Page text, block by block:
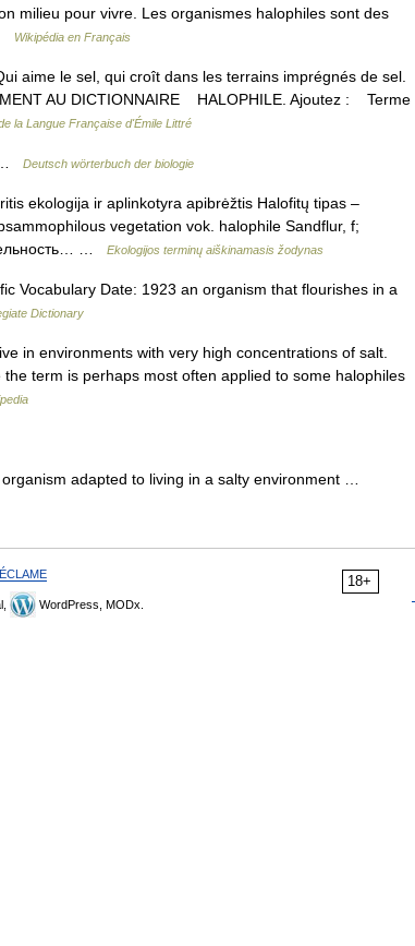
milieu pour vivre. Les organismes halophiles sont des
Wikipédia en Français
aime le sel, qui croît dans les terrains imprégnés de sel.
AU DICTIONNAIRE HALOPHILE. Ajoutez : Terme
la Langue Française d'Émile Littré
… Deutsch wörterbuch der biologie
ekologija ir aplinkotyra apibrėžtis Halofitų tipas –
vegetation vok. halophile Sandflur, f;
…
Ekologijos terminų aiškinamasis žodynas
Vocabulary Date: 1923 an organism that flourishes in a
Dictionary
in environments with very high concentrations of salt.
term is perhaps most often applied to some halophiles
adapted to living in a salty environment …
18+
WordPress, MODx.